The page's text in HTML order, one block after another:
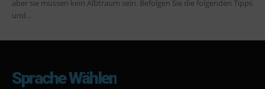
aber sie müssen kein Albtraum sein. Befolgen Sie die folgenden Tipps
und...
Sprache Wählen